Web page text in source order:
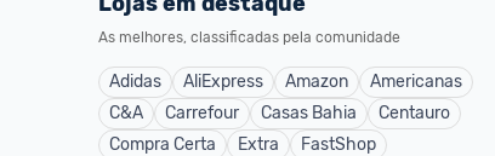
As melhores, classificadas pela comunidade
Adidas AliExpress Amazon
Americanas
C&A
Carrefour Casas Bahia
Centauro
Compra Certa
Extra
FastShop